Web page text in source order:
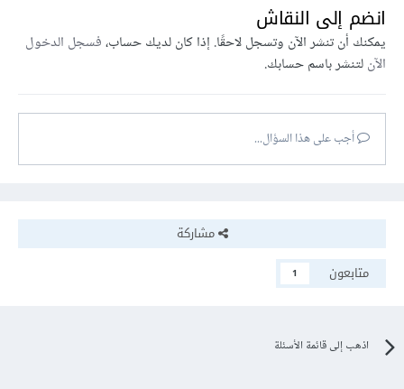
انضم إلى النقاش
يمكنك أن تنشر الآن وتسجل لاحقًا. إذا كان لديك حساب،فسجل الدخول
الآنلتنشر باسم حسابك.
أجب على هذا السؤال...
مشاركة
متابعون
1
اذهب إلى قائمة الأسئلة